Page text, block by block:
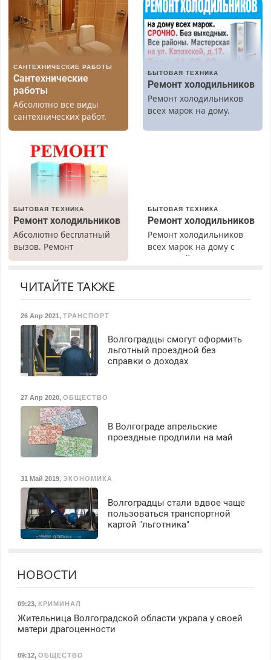
САНТЕХНИЧЕСКИЕ РАБОТЫ
Сантехнические
работы
Абсолютно все виды
сантехнических работ.
Быстро. Качественно.
БЫТОВАЯ ТЕХНИКА
Ремонт холодильников
Ремонт холодильников
всех марок на дому.
БЫТОВАЯ ТЕХНИКА
Ремонт холодильников
Абсолютно бесплатный
вызов. Ремонт
холодильников всех
гарантией. Все р-ны.
40%. Мастер со стажем.
БЫТОВАЯ ТЕХНИКА
Ремонт холодильников
Ремонт холодильников
всех марок на дому с
гарантией. Замена
ЧИТАЙТЕ ТАКЖЕ
26 Апр 2021, ТРАНСПОРТ
Волгоградцы смогут оформить
льготный проездной без
справки о доходах
27 Апр 2020, ОБЩЕСТВО
В Волгограде апрельские
проездные продлили на май
31 Май 2019, ЭКОНОМИКА
Волгоградцы стали вдвое чаще
пользоваться транспортной
картой "льготника"
НОВОСТИ
09:23, КРИМИНАЛ
Жительница Волгоградской области украла у своей
матери драгоценности
09:12, ОБЩЕСТВО